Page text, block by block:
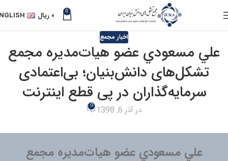
0 ۰ ریال
اخبار مجمع
علي مسعودي عضو هیات‌مدیره مجمع
تشکل‌های دانش‌بنیان؛ بی‌اعتمادی
سرمایه‌گذاران در پی قطع اینترنت
در آذر 6, 1398 0
علي مسعودي عضو هیات‌مدیره مجمع